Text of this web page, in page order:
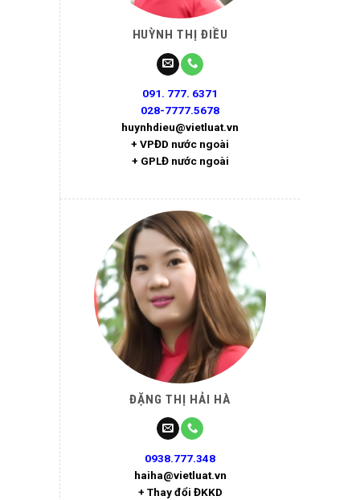
HUỲNH THỊ ĐIỀU
091. 777. 6371
028-7777.5678
huynhdieu@vietluat.vn
+ VPĐD nước ngoài
+ GPLĐ nước ngoài
ĐẶNG THỊ HẢI HÀ
0938.777.348
haiha@vietluat.vn
+ Thay đổi ĐKKD